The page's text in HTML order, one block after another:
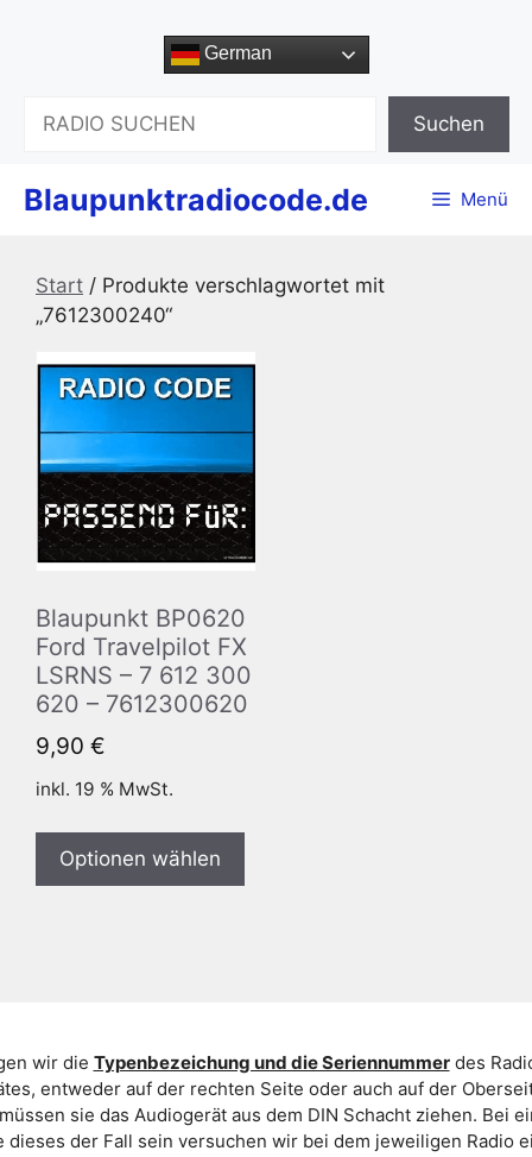
German
Suchen
Blaupunktradiocode.de Menü
Start / Produkte verschlagwortet mit
„7612300240“
Blaupunkt BP0620
Ford Travelpilot FX
LSRNS – 7 612 300
620 – 7612300620
9,90 €
inkl. 19 % MwSt.
Optionen wählen
wir die Typenbezeichung und die Seriennummerdes
entweder auf der rechten Seite oder auch auf der
sie das Audiogerät aus dem DIN Schacht ziehen. Bei
der Fall sein versuchen wir bei dem jeweiligen Radio